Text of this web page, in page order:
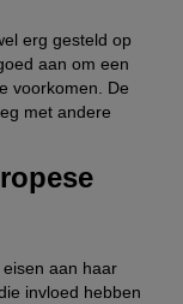
erg gesteld op
aan om een
voorkomen. De
met andere
aan haar
invloed hebben